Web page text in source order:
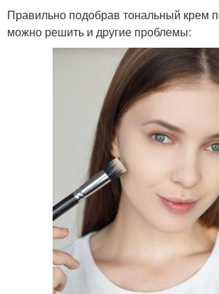
Правильно подобрав тональный крем
можно решить и другие проблемы: